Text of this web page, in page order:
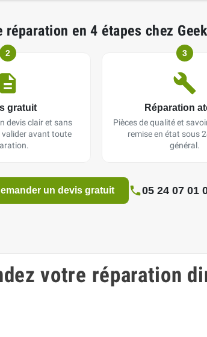
réparation en 4 étapes chez
2
gratuit
devis clair et sans
valider avant toute
3
Réparation
Pièces de qualité et
remise en état sous
général.
un devis gratuit 05 24 07 01
votre réparation